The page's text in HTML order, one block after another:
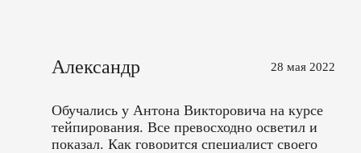
Александр 28 мая 2022
Обучались у Антона Викторовича на курсе
тейпирования. Все превосходно осветил и
показал. Как говорится специалист своего